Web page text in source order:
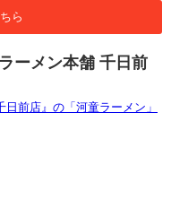
ら
ーメン本舗 千日前